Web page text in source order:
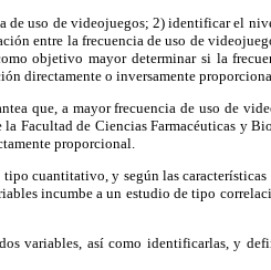
de uso de videojuegos; 2) identificar el
entre la frecuencia de uso de
objetivo mayor determinar si la
directamente o inversamente
que, a mayor frecuencia de uso de
Facultad de Ciencias Farmacéuticas y
proporcional.
cuantitativo, y según las
incumbe a un estudio de tipo
variables, así como identificarlas, y